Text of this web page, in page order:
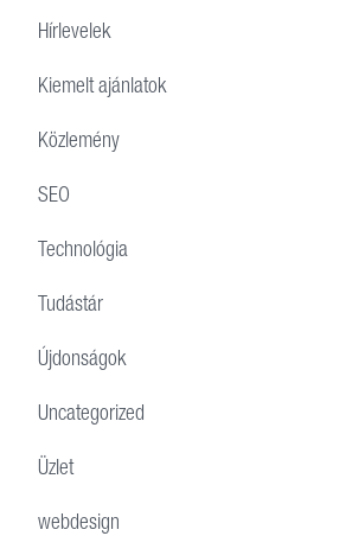
Hírlevelek
Kiemelt ajánlatok
Közlemény
SEO
Technológia
Tudástár
Újdonságok
Uncategorized
Üzlet
webdesign